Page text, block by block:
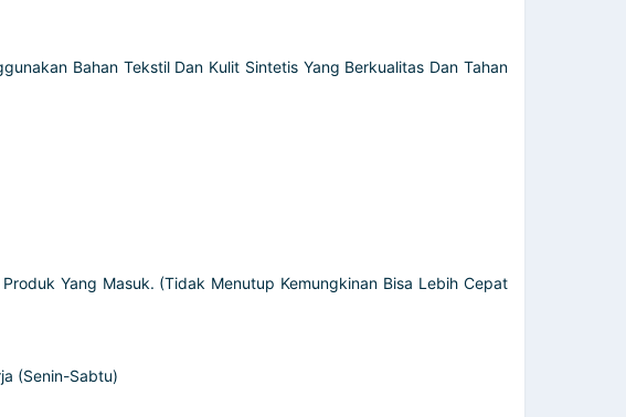
Bahan Tekstil Dan Kulit Sintetis Yang Berkualitas Dan Tahan
Yang Masuk. (Tidak Menutup Kemungkinan Bisa Lebih Cepat
(Senin-Sabtu)